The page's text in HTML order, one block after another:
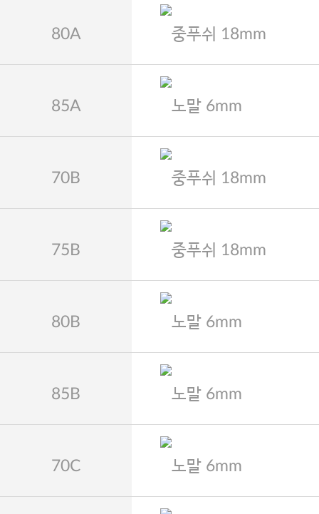
80A 중푸쉬 18mm
85A 노말 6mm
70B 중푸쉬 18mm
75B 중푸쉬 18mm
80B 노말 6mm
85B 노말 6mm
70C 노말 6mm